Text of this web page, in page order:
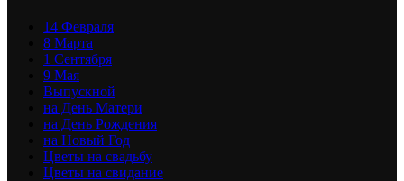
14 Февраля
8 Марта
1 Сентября
9 Мая
Выпускной
на День Матери
на День Рождения
на Новый Год
Цветы на свадьбу
Цветы на свидание